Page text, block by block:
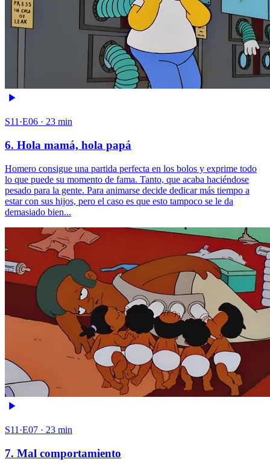
S11·E06 · 23 min
6. Hola mamá, hola papá
Homero consigue una partida perfecta en los bolos y exprime todo
lo que puede su momento de fama. Tanto, que acaba haciéndose
pesado para la gente. Para animarse decide dedicar más tiempo a
estar con sus hijos, pero el caso es que esto tampoco se le da
demasiado bien...
S11·E07 · 23 min
7. Mal comportamiento